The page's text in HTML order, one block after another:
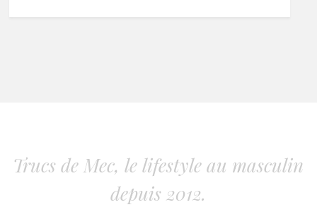
Trucs de Mec, le lifestyle au masculin
depuis 2012.